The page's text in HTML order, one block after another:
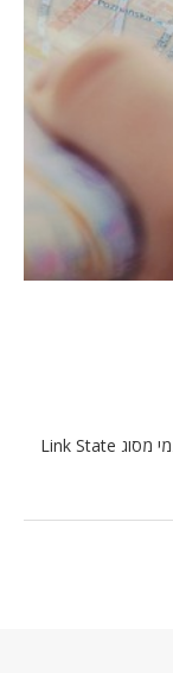
הסבר והגדרת OSPF OSPF הוא פרוטוקול ניתוב דינמי מסוג Link State